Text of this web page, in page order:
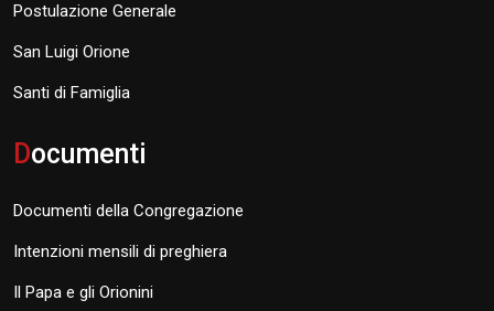
Postulazione Generale
San Luigi Orione
Santi di Famiglia
Documenti
Documenti della Congregazione
Intenzioni mensili di preghiera
Il Papa e gli Orionini